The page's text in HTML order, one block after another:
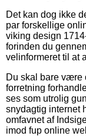
Det kan dog ikke
par forskellige
viking design
forinden du
velinformeret til at
Du skal bare være
forretning
ses som utrolig
snydagtig internet
omfavnet af
imod fup online